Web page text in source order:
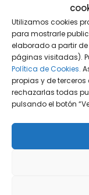
Utilizamos cookies
para mostrarle
elaborado a partir
páginas visitadas).
Política de Cookies.
propias y de
rechazarlas todas
pulsando el botón
DiG
DiG Abogados
multidisciplinar
fiscalidad y